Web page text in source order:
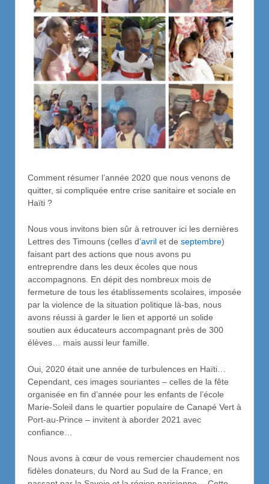
Comment résumer l’année 2020 que nous venons de
quitter, si compliquée entre crise sanitaire et sociale en
Haïti ?
Nous vous invitons bien sûr à retrouver ici les dernières
Lettres des Timouns (celles d’avril et de septembre)
faisant part des actions que nous avons pu
entreprendre dans les deux écoles que nous
accompagnons. En dépit des nombreux mois de
fermeture de tous les établissements scolaires, imposée
par la violence de la situation politique là-bas, nous
avons réussi à garder le lien et apporté un solide
soutien aux éducateurs accompagnant près de 300
élèves… mais aussi leur famille.
Oui, 2020 était une année de turbulences en Haïti…
Cependant, ces images souriantes – celles de la fête
organisée en fin d’année pour les enfants de l’école
Marie-Soleil dans le quartier populaire de Canapé Vert à
Port-au-Prince – invitent à aborder 2021 avec
confiance…
Nous avons à cœur de vous remercier chaudement nos
fidèles donateurs, du Nord au Sud de la France, en